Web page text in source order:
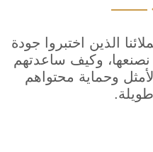
الذين اختبروا جودة
نصنعها، وكيف ساعدتهم
وحماية محتواهم